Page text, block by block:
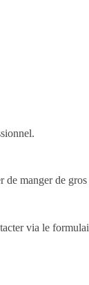
manger de
via le